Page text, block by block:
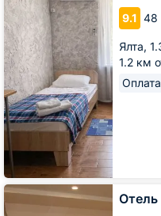
9.1 48
Ялта,
1.2 км
Пушка
Отель
Отель
Борода